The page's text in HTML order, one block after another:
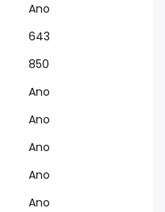
Ano
643
850
Ano
Ano
Ano
Ano
Ano